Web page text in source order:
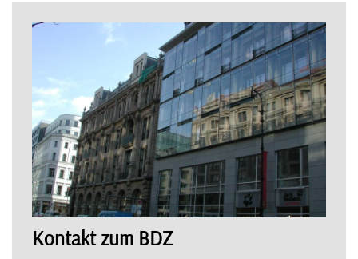
Kontakt zum BDZ